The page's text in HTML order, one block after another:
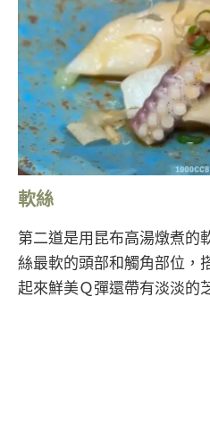
軟絲
第二道是用昆布高湯燉煮的
絲最軟的頭部和觸角部位，
起來鮮美Ｑ彈還帶有淡淡的